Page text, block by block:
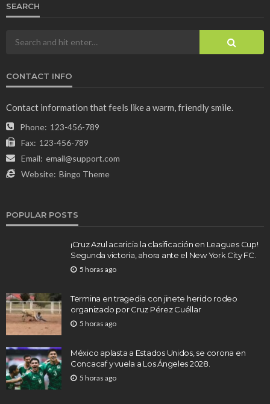
SEARCH
CONTACT INFO
Contact information that feels like a warm, friendly smile.
Phone: 123-456-789
Fax: 123-456-789
Email: email@support.com
Website: Bingo Theme
POPULAR POSTS
¡Cruz Azul acaricia la clasificación en Leagues Cup!
Segunda victoria, ahora ante el New York City FC.
5 horas ago
Termina en tragedia con jinete herido rodeo
organizado por Cruz Pérez Cuéllar
5 horas ago
México aplasta a Estados Unidos, se corona en
Concacaf y vuela a Los Ángeles 2028.
5 horas ago